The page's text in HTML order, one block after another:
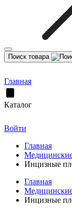
Поиск товара
Главная
Каталог
Войти
Главная
Инцизные
Главная
Инцизные